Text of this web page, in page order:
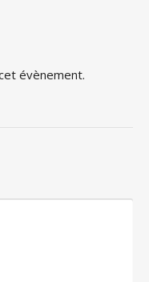
évènement.